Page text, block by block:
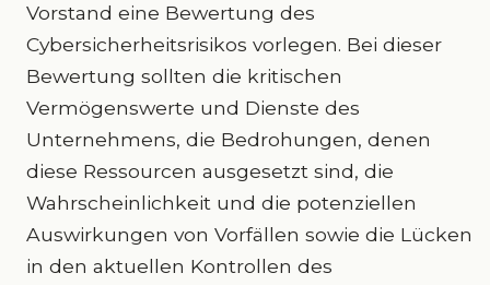
Vorstand eine Bewertung des
Cybersicherheitsrisikos vorlegen. Bei dieser
Bewertung sollten die kritischen
Vermögenswerte und Dienste des
Unternehmens, die Bedrohungen, denen
diese Ressourcen ausgesetzt sind, die
Wahrscheinlichkeit und die potenziellen
Auswirkungen von Vorfällen sowie die Lücken
in den aktuellen Kontrollen des